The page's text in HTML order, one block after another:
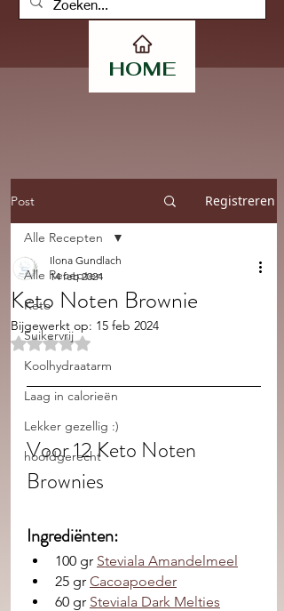
HOME
Post Registreren
Alle Recepten
Keto
Suikervrij
Koolhydraatarm
Laag in calorieën
Lekker gezellig :)
hoofdgerecht
Alle Recepten
Keto Noten Brownie
Ilona Gundlach
14 feb 2024
Bijgewerkt op: 15 feb 2024
Beoordeeld met NaN uit 5 sterren.
Voor 12 Keto Noten
Brownies
Ingrediënten:
100 gr Steviala Amandelmeel
25 gr Cacoapoeder
60 gr Steviala Dark Melties